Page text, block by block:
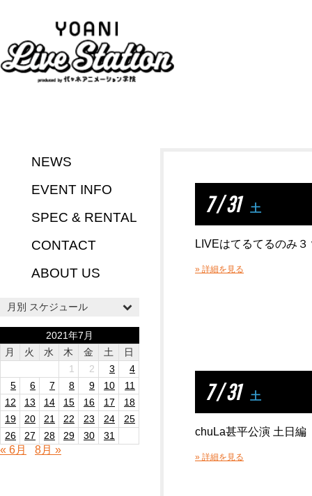
NEWS
EVENT INFO
SPEC & RENTAL
CONTACT
ABOUT US
月別 スケジュール
2021年7月
月
火 水 木 金 土
日
1
2 3
4
5
6 7 8 9 10
11
12
13 14 15 16 17
18
19
20 21 22 23 24
25
26
27 28 29 30 31
« 6月 8月 »
7 / 31 土
LIVEはてるてるのみ
» 詳細を見る
7 / 31 土
chuLa甚平公演 土日編
» 詳細を見る